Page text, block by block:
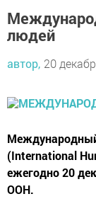
людей
автор, 20
(International
ежегодно 20
ООН.